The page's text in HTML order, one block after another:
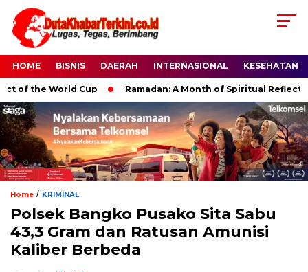
HOME BISNIS DAERAH INTERNASIONAL KESEHATAN
the World Cup Ramadan: A Month of Spiritual Reflection,
Home / KRIMINAL
Polsek Bangko Pusako Sita Sabu
43,3 Gram dan Ratusan Amunisi
Kaliber Berbeda